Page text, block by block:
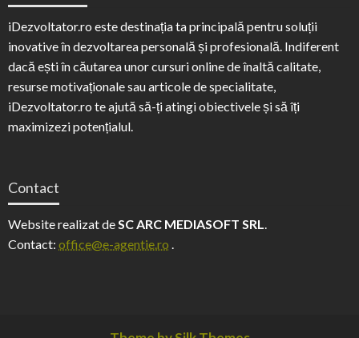
iDezvoltator.ro este destinația ta principală pentru soluții
inovative în dezvoltarea personală și profesională. Indiferent
dacă ești în căutarea unor cursuri online de înaltă calitate,
resurse motivaționale sau articole de specialitate,
iDezvoltator.ro te ajută să-ți atingi obiectivele și să îți
maximizezi potențialul.
Contact
Website realizat deSC ARC MEDIASOFT SRL.
Contact: office@e-agentie.ro .